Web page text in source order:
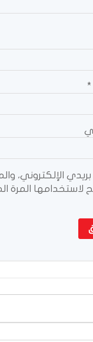
*
الإلكتروني،
المرة